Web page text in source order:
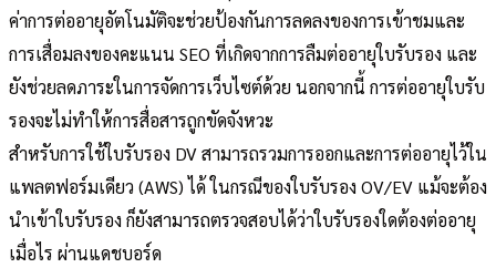
ค่าการต่ออายุอัตโนมัติจะช่วยป้องกันการลดลงของการเข้าชมและ
การเสื่อมลงของคะแนน SEO ที่เกิดจากการลืมต่ออายุใบรับรอง และ
ยังช่วยลดภาระในการจัดการเว็บไซต์ด้วย นอกจากนี้ การต่ออายุใบรับ
รองจะไม่ทำให้การสื่อสารถูกขัดจังหวะ
สำหรับการใช้ใบรับรอง DV สามารถรวมการออกและการต่ออายุไว้ใน
แพลตฟอร์มเดียว (AWS) ได้ ในกรณีของใบรับรอง OV/EV แม้จะต้อง
นำเข้าใบรับรอง ก็ยังสามารถตรวจสอบได้ว่าใบรับรองใดต้องต่ออายุ
เมื่อไร ผ่านแดชบอร์ด